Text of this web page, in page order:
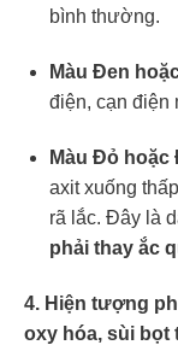
bình thường.
Màu Đen
điện, cạn điện
Màu Đỏ hoặc
axit xuống
rã lắc. Đây là
phải thay ắc
4. Hiện tượng
oxy hóa, sùi bọt